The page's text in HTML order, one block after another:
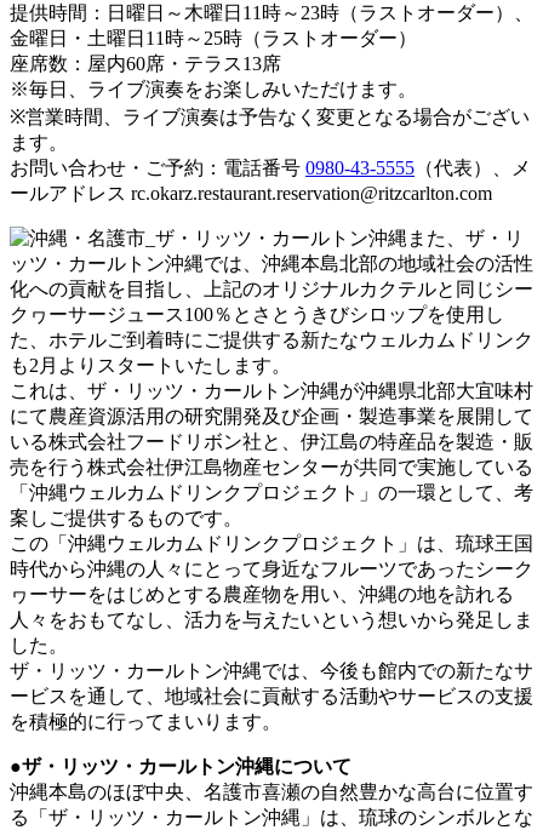
提供時間：日曜日～木曜日11時～23時（ラストオーダー）、
金曜日・土曜日11時～25時（ラストオーダー）
座席数：屋内60席・テラス13席
※毎日、ライブ演奏をお楽しみいただけます。
※営業時間、ライブ演奏は予告なく変更となる場合がござい
ます。
お問い合わせ・ご予約：電話番号 0980-43-5555 （代表）、メ
ールアドレス rc.okarz.restaurant.reservation@ritzcarlton.com
また、ザ・リ
ッツ・カールトン沖縄では、沖縄本島北部の地域社会の活性
化への貢献を目指し、上記のオリジナルカクテルと同じシー
クヮーサージュース100％とさとうきびシロップを使用し
た、ホテルご到着時にご提供する新たなウェルカムドリンク
も2月よりスタートいたします。
これは、ザ・リッツ・カールトン沖縄が沖縄県北部大宜味村
にて農産資源活用の研究開発及び企画・製造事業を展開して
いる株式会社フードリボン社と、伊江島の特産品を製造・販
売を行う株式会社伊江島物産センターが共同で実施している
「沖縄ウェルカムドリンクプロジェクト」の一環として、考
案しご提供するものです。
この「沖縄ウェルカムドリンクプロジェクト」は、琉球王国
時代から沖縄の人々にとって身近なフルーツであったシーク
ヮーサーをはじめとする農産物を用い、沖縄の地を訪れる
人々をおもてなし、活力を与えたいという想いから発足しま
した。
ザ・リッツ・カールトン沖縄では、今後も館内での新たなサ
ービスを通して、地域社会に貢献する活動やサービスの支援
を積極的に行ってまいります。
●ザ・リッツ・カールトン沖縄について
沖縄本島のほぼ中央、名護市喜瀬の自然豊かな高台に位置す
る「ザ・リッツ・カールトン沖縄」は、琉球のシンボルとな